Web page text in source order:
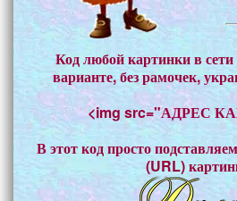
Код любой картинки в
варианте, без рамочек,
<img src="АДРЕС
В этот код просто
(URL)